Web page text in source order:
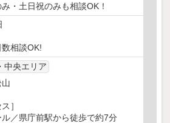
・土日祝のみも相談OK！
相談OK!
中央エリア
］
ル／県庁前駅から徒歩で約7分